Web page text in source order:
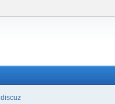
discuz